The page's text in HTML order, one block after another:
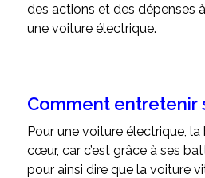
des actions et des dépenses
une voiture électrique.
Comment entretenir
Pour une voiture électrique,
cœur, car c’est grâce à ses
pour ainsi dire que la voiture